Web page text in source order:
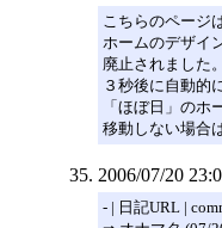
こちらのページ
ホームのデザイ
廃止されました。
３秒後に自動的に
「ほぼ日」のホ
移動しない場合
2006/07/20
- | 日記URL |